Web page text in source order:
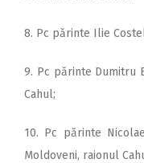
8. Pc părinte Ilie
9. Pc părinte Dumitru
Cahul;
10. Pc părinte
Moldoveni, raionul